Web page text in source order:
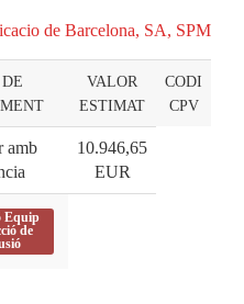
de Barcelona, SA, SPM
VALOR
ESTIMAT
CODI
CPV
amb
10.946,65
EUR
Equip
de